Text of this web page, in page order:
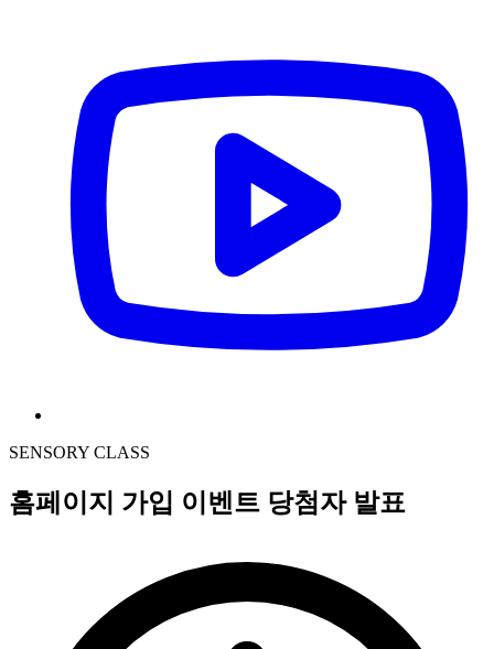
SENSORY CLASS
홈페이지 가입 이벤트 당첨자 발표